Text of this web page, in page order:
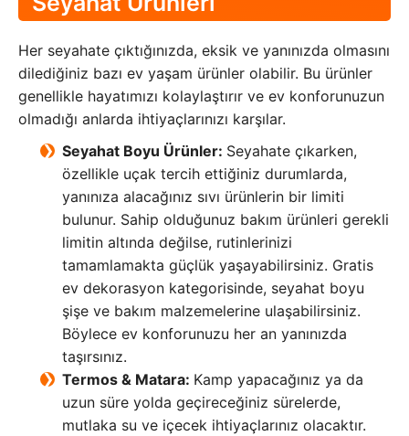
Her seyahate çıktığınızda, eksik ve yanınızda olmasını
dilediğiniz bazı ev yaşam ürünler olabilir. Bu ürünler
genellikle hayatımızı kolaylaştırır ve ev konforunuzun
olmadığı anlarda ihtiyaçlarınızı karşılar.
Seyahat Boyu Ürünler: Seyahate çıkarken,
özellikle uçak tercih ettiğiniz durumlarda,
yanınıza alacağınız sıvı ürünlerin bir limiti
bulunur. Sahip olduğunuz bakım ürünleri gerekli
limitin altında değilse, rutinlerinizi
tamamlamakta güçlük yaşayabilirsiniz. Gratis
ev dekorasyon kategorisinde, seyahat boyu
şişe ve bakım malzemelerine ulaşabilirsiniz.
Böylece ev konforunuzu her an yanınızda
taşırsınız.
Termos & Matara: Kamp yapacağınız ya da
uzun süre yolda geçireceğiniz sürelerde,
mutlaka su ve içecek ihtiyaçlarınız olacaktır.